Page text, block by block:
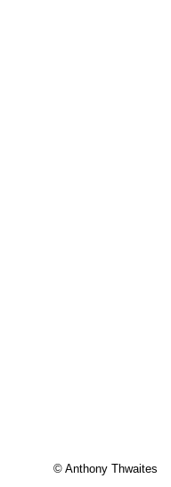
© Anthony Thwaites